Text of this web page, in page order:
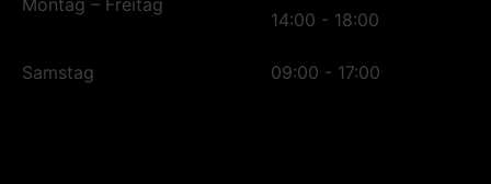
Montag – Freitag
14:00 - 18:00
Samstag 09:00 - 17:00